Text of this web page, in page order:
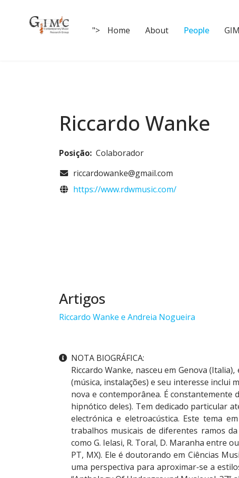
"> Home About People
Riccardo Wanke
Posição: Colaborador
COM_CONTACT_EMAIL
riccardowanke@gmail.com
Website
https://www.rdwmusic.com/
Artigos
Riccardo Wanke e Andreia Nogueira
Outras informações
NOTA BIOGRÁFICA:
Riccardo Wanke, nasceu em Genova
(música, instalações) e seu interesse inclui
nova e contemporânea. É
hipnótico deles). Tem dedicado particular
electrónica e eletroacústica. Este tema
trabalhos musicais de diferentes ramos
como G. Ielasi, R. Toral, D. Maranha entre
PT, MX). Ele é doutorando em Ciências
uma perspectiva para aproximar-se a